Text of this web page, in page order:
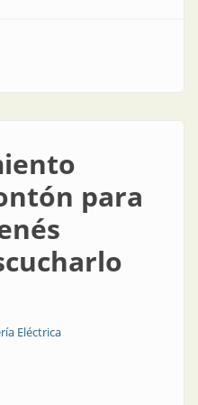
en el borde de la industria
para
Eléctrica